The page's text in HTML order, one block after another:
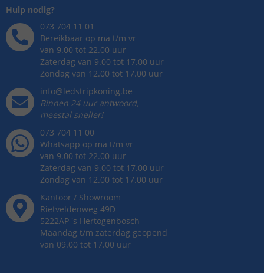
Hulp nodig?
073 704 11 01
Bereikbaar op ma t/m vr
van 9.00 tot 22.00 uur
Zaterdag van 9.00 tot 17.00 uur
Zondag van 12.00 tot 17.00 uur
info@ledstripkoning.be
Binnen 24 uur antwoord,
meestal sneller!
073 704 11 00
Whatsapp op ma t/m vr
van 9.00 tot 22.00 uur
Zaterdag van 9.00 tot 17.00 uur
Zondag van 12.00 tot 17.00 uur
Kantoor / Showroom
Rietveldenweg 49D
5222AP 's Hertogenbosch
Maandag t/m zaterdag geopend
van 09.00 tot 17.00 uur